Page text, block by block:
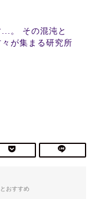
。 その混沌と
が集まる研究所
おすすめ